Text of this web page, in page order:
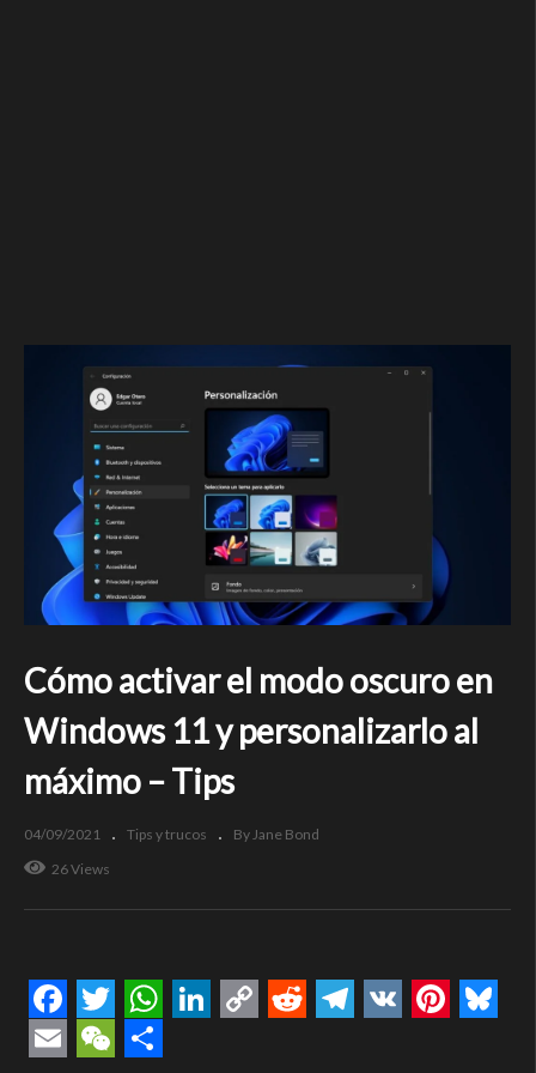
Cómo activar el modo oscuro en
Windows 11 y personalizarlo al
máximo – Tips
04/09/2021 Tips y trucos
By Jane Bond
26 Views
Facebook
TwitterWhatsApp